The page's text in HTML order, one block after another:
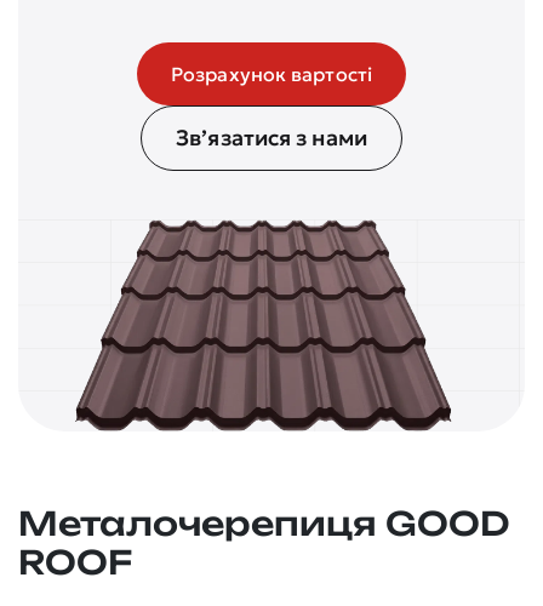
Розрахунок вартості
Зв’язатися з нами
Металочерепиця GOOD
ROOF